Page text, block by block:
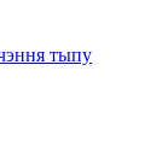
тыпу